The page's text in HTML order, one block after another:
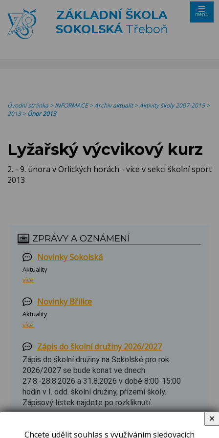
ZÁKLADNÍ ŠKOLA
SOKOLSKÁTřeboň
menu
Úvodní stránka >INFORMACE>Archiv aktualit>Aktivity školy 2007-2015>
2013>Únor 2013
Lyžařský výcvikový kurz
2. - 9. února v Orlických horách - více v sekci školní sport
2013
ZPRÁVY A OZNÁMENÍ
Novinky Sokolská
Aktuality
více
Novinky Břilice
Aktuality
více
Zápis do školní družiny 2026/2027
Zápis do školní družiny na Sokolské pro rok
2026/2027 se bude konat ve dnech
27.8.-28.8.2026 a 31.8.2026 v době 8:00-15:00
hodin v I. odd. školní družiny, přízemí školy.
Zápisový lístek najdete po rozkliknutí.
více
Chcete udělit souhlas s využíváním sledovacích
✕